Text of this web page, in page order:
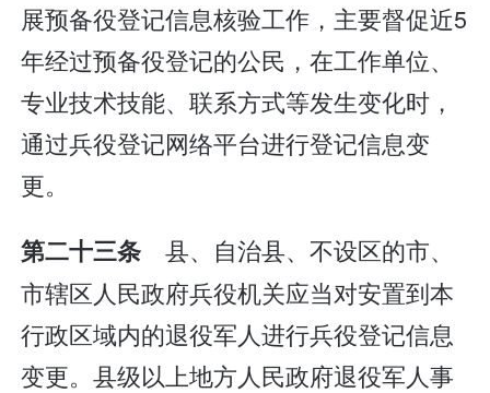
展预备役登记信息核验工作，主要督促近5
年经过预备役登记的公民，在工作单位、
专业技术技能、联系方式等发生变化时，
通过兵役登记网络平台进行登记信息变
更。
第二十三条 县、自治县、不设区的市、
市辖区人民政府兵役机关应当对安置到本
行政区域内的退役军人进行兵役登记信息
变更。县级以上地方人民政府退役军人事